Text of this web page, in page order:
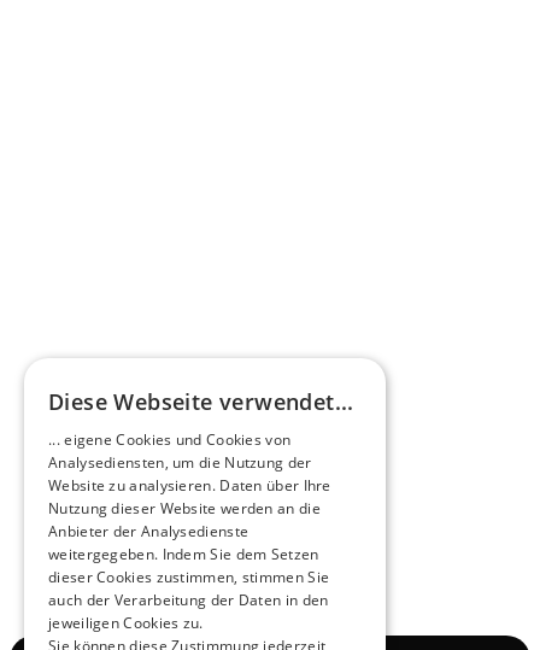
NOX x HEERO
Learn more
View All
Diese Webseite verwendet...
... eigene Cookies und Cookies von
Analysediensten, um die Nutzung der
Website zu analysieren. Daten über Ihre
Nutzung dieser Website werden an die
Anbieter der Analysedienste
weitergegeben. Indem Sie dem Setzen
dieser Cookies zustimmen, stimmen Sie
auch der Verarbeitung der Daten in den
jeweiligen Cookies zu.
Sie können diese Zustimmung jederzeit